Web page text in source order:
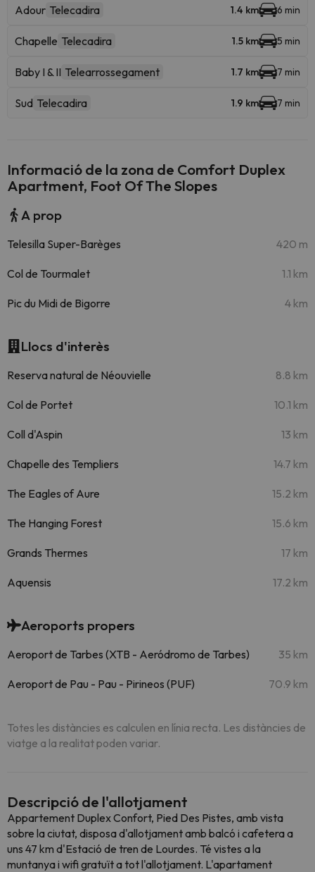
Adour Telecadira 1.4 km 6 min
Chapelle Telecadira 1.5 km 5 min
Baby I & II Telearrossegament 1.7 km 7 min
Sud Telecadira 1.9 km 7 min
Informació de la zona de Comfort Duplex
Apartment, Foot Of The Slopes
A prop
Telesilla Super-Barèges 420 m
Col de Tourmalet 1.1 km
Pic du Midi de Bigorre 4 km
Llocs d'interès
Reserva natural de Néouvielle 8.8 km
Col de Portet 10.1 km
Coll d'Aspin 13 km
Chapelle des Templiers 14.7 km
The Eagles of Aure 15.2 km
The Hanging Forest 15.6 km
Grands Thermes 17 km
Aquensis 17.2 km
Aeroports propers
Aeroport de Tarbes (XTB - Aeródromo de Tarbes) 35 km
Aeroport de Pau - Pau - Pirineos (PUF) 70.9 km
Totes les distàncies es calculen en línia recta. Les distàncies de
viatge a la realitat poden variar.
Descripció de l'allotjament
Appartement Duplex Confort, Pied Des Pistes, amb vista
sobre la ciutat, disposa d'allotjament amb balcó i cafetera a
uns 47 km d'Estació de tren de Lourdes. Té vistes a la
muntanya i wifi gratuït a tot l'allotjament. L'apartament